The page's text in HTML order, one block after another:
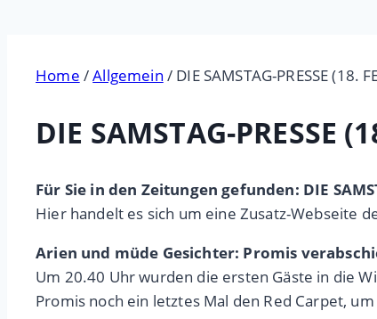
Home /Allgemein / DIE SAMSTAG-PRESSE (18.
DIE SAMSTAG-PRESSE
Für Sie in den Zeitungen gefunden: DIE
Hier handelt es sich um eine Zusatz-Webseite
Arien und müde Gesichter: Promis
Um 20.40 Uhr wurden die ersten Gäste in die
Promis noch ein letztes Mal den Red Carpet,